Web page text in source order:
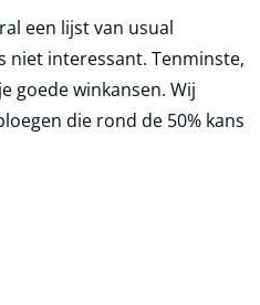
een lijst van usual
niet interessant. Tenminste,
goede winkansen. Wij
die rond de 50% kans